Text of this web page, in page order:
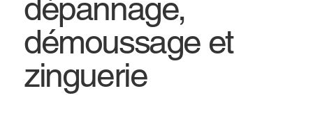
dépannage,
démoussage et
zinguerie